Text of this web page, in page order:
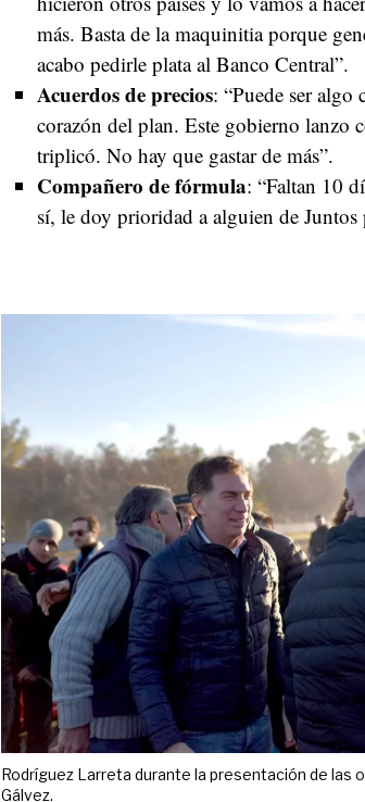
más. Basta de la maquinitia porque
acabo pedirle plata al Banco Central”.
Acuerdos de precios: “Puede ser
corazón del plan. Este gobierno lanzo
triplicó. No hay que gastar de más”.
Compañero de fórmula: “Faltan 10
sí, le doy prioridad a alguien de
Rodríguez Larreta durante la presentación de las
Gálvez.